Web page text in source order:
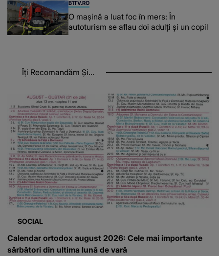
B1TV.RO
O maşină a luat foc în mers: În
autoturism se aflau doi adulți și un copil
Îți Recomandăm Și...
SOCIAL
Calendar ortodox august 2026: Cele mai importante
sărbători din ultima lună de vară